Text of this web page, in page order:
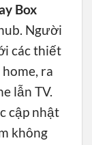
Box
Người
các thiết
ra
lẫn TV.
cập nhật
không